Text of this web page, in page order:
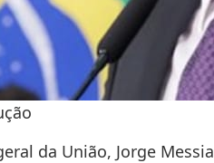
da União, Jorge